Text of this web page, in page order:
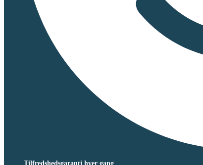
Tilfredshedsgaranti hver gang